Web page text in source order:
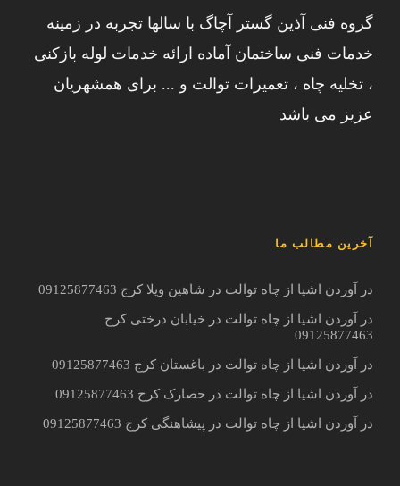
گروه فنی آذین گستر آچاگ با سالها تجربه در زمینه
خدمات فنی ساختمان آماده ارائه خدمات لوله بازکنی
، تخلیه چاه ، تعمیرات توالت و ... برای همشهریان
عزیز می باشد
آخرین مطالب ما
در آوردن اشیا از چاه توالت در شاهین ویلا کرج 09125877463
در آوردن اشیا از چاه توالت در خیابان درختی کرج
09125877463
در آوردن اشیا از چاه توالت در باغستان کرج 09125877463
در آوردن اشیا از چاه توالت در حصارک کرج 09125877463
در آوردن اشیا از چاه توالت در پیشاهنگی کرج 09125877463